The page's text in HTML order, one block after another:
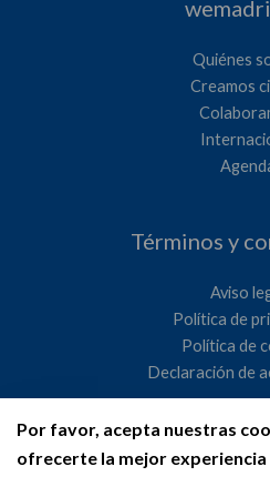
Por favor, acepta nuestras
ofrecerte la mejor experiencia
Quiénes
Creamos
Términos y
Aviso
Política de
Política de
Declaración de
Ayuntamiento